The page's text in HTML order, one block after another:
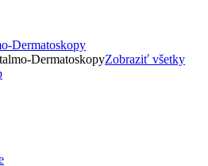
Dermatoskopy
DermatoskopyZobraziť všetky